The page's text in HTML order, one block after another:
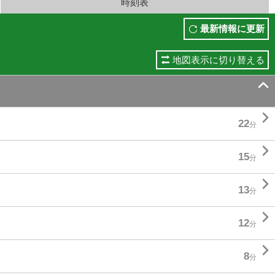
時刻表
最新情報に更新
地図表示に切り替える

22分 
15分 
13分 
12分 
8分 